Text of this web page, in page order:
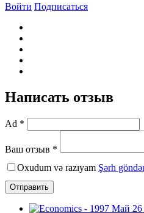
Войти Подписаться
Написать отзыв
Ad *
Ваш отзыв *
Oxudum və razıyam Şərh
Отправить